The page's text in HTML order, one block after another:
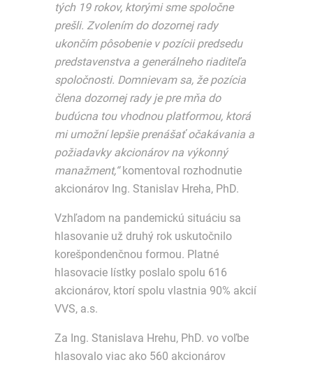
tých 19 rokov, ktorými sme spoločne
prešli. Zvolením do dozornej rady
ukončím pôsobenie v pozícii predsedu
predstavenstva a generálneho riaditeľa
spoločnosti. Domnievam sa, že pozícia
člena dozornej rady je pre mňa do
budúcna tou vhodnou platformou, ktorá
mi umožní lepšie prenášať očakávania a
požiadavky akcionárov na výkonný
manažment,“komentoval rozhodnutie
akcionárov Ing. Stanislav Hreha, PhD.
Vzhľadom na pandemickú situáciu sa
hlasovanie už druhý rok uskutočnilo
korešpondenčnou formou. Platné
hlasovacie lístky poslalo spolu 616
akcionárov, ktorí spolu vlastnia 90% akcií
VVS, a.s.
Za Ing. Stanislava Hrehu, PhD. vo voľbe
hlasovalo viac ako 560 akcionárov